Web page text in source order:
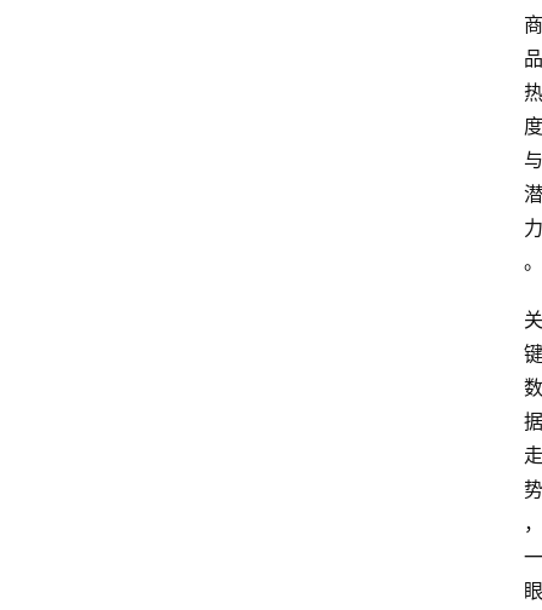
商
品
热
度
与
潜
力
。
关
键
数
据
走
势
，
一
眼